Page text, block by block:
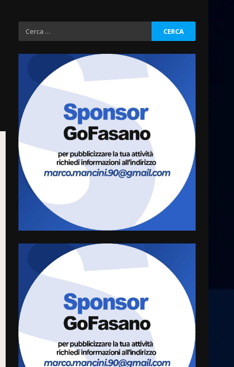
Ricerca
per:
4
studenti universitari del
8 Agosto 2026 07:15
“I Contestatori: Musica di
appuntamento con “Fasano in
Banda”
7 Agosto 2026 06:05
6
US Fasano, Scianaro:
“Profonda amarezza per
esclusione dal campionato di
calcio”
7 Agosto 2026 06:00
7
Fasanese ferito a colpi di
arma da fuoco
Serie D, l’Us Fasano non
molla e conferma di voler
ricorrere per ottenere
l’iscrizione
8 Agosto 2026 19:55
La Banda Città di Fasano apre
ufficialmente la Festa di
Savelletri